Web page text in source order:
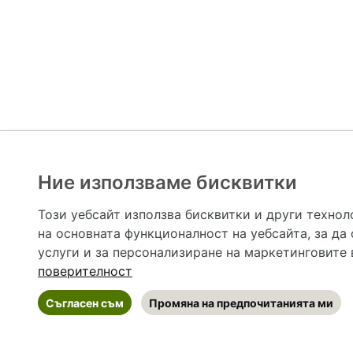
предназначена да служи само и единствено за
допълване на данните и за коригиране на
Ние използваме бисквитки
Този уебсайт използва бисквитки и други
на основната функционалност на уебсайта, за да
услуги и за персонализиране на
поверителност
Съгласен съм Промяна на предпочитанията ми